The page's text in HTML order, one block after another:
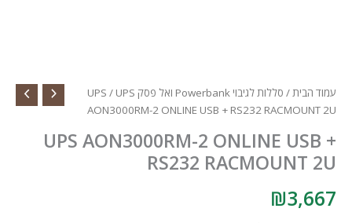
עמוד הבית/ סללות לגיבוי Powerbank ואל פסק UPS
/ UPS
AON3000RM-2 ONLINE USB + RS232 RACMOUNT 2U
UPS AON3000RM-2 ONLINE USB +
RS232 RACMOUNT 2U
₪3,667